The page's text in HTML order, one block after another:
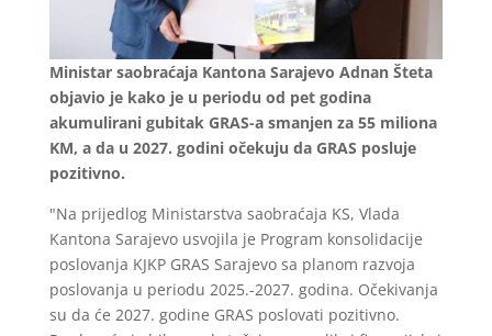
Ministar saobraćaja Kantona Sarajevo Adnan Šteta
objavio je kako je u periodu od pet godina
akumulirani gubitak GRAS-a smanjen za 55 miliona
KM, a da u 2027. godini očekuju da GRAS posluje
pozitivno.
"Na prijedlog Ministarstva saobraćaja KS, Vlada
Kantona Sarajevo usvojila je Program konsolidacije
poslovanja KJKP GRAS Sarajevo sa planom razvoja
poslovanja u periodu 2025.-2027. godina. Očekivanja
su da će 2027. godine GRAS poslovati pozitivno.